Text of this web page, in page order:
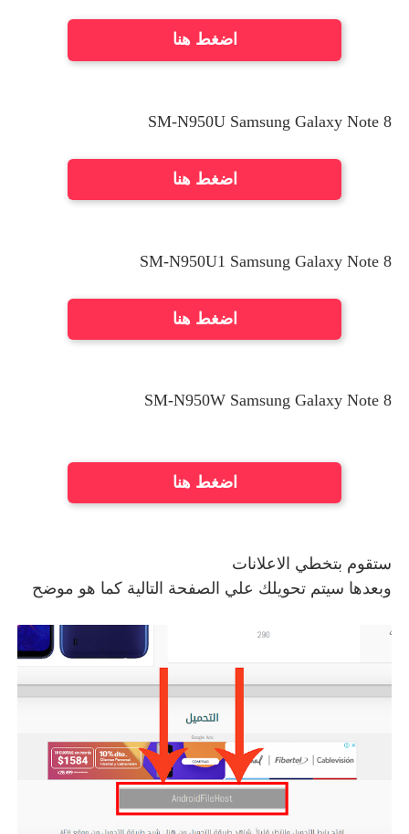
اضغط هنا
SM-N950U Samsung Galaxy Note 8
اضغط هنا
SM-N950U1 Samsung Galaxy Note 8
اضغط هنا
SM-N950W Samsung Galaxy Note 8
اضغط هنا
ستقوم بتخطي الاعلانات
وبعدها سيتم تحويلك علي الصفحة التالية كما هو موضح